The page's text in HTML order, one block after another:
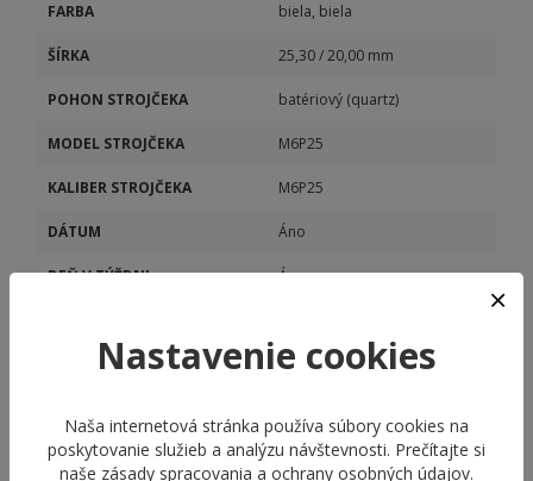
FARBA biela, biela
ŠÍRKA 25,30 / 20,00 mm
POHON STROJČEKA batériový (quartz)
MODEL STROJČEKA M6P25
KALIBER STROJČEKA M6P25
DÁTUM Áno
DEŇ V TÝŽDNI Áno
Nastavenie cookies
Naša internetová stránka používa súbory cookies na
poskytovanie služieb a analýzu návštevnosti. Prečítajte si
naše zásady spracovania a ochrany osobných údajov.